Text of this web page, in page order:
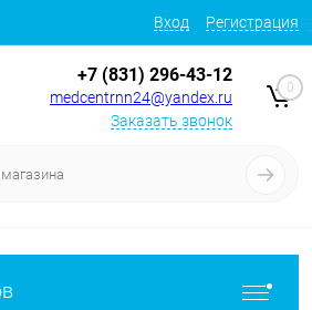
Вход Регистрация
+7 (831) 296-43-12
medcentrnn24@yandex.ru
Заказать звонок
0